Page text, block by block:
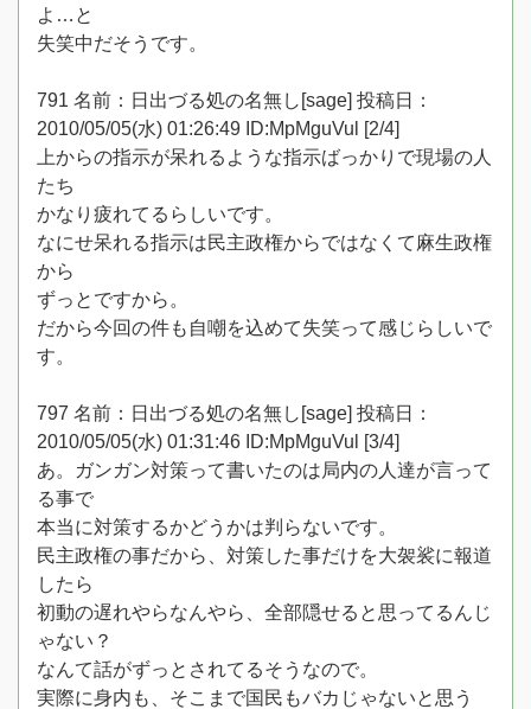
よ…と
失笑中だそうです。
791 名前：日出づる処の名無し[sage] 投稿日：
2010/05/05(水) 01:26:49 ID:MpMguVul [2/4]
上からの指示が呆れるような指示ばっかりで現場の人
たち
かなり疲れてるらしいです。
なにせ呆れる指示は民主政権からではなくて麻生政権
から
ずっとですから。
だから今回の件も自嘲を込めて失笑って感じらしいで
す。
797 名前：日出づる処の名無し[sage] 投稿日：
2010/05/05(水) 01:31:46 ID:MpMguVul [3/4]
あ。ガンガン対策って書いたのは局内の人達が言って
る事で
本当に対策するかどうかは判らないです。
民主政権の事だから、対策した事だけを大袈裟に報道
したら
初動の遅れやらなんやら、全部隠せると思ってるんじ
ゃない？
なんて話がずっとされてるそうなので。
実際に身内も、そこまで国民もバカじゃないと思う